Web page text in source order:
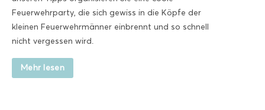
Feuerwehrparty, die sich gewiss in die Köpfe der
kleinen Feuerwehrmänner einbrennt und so schnell
nicht vergessen wird.
Mehr lesen